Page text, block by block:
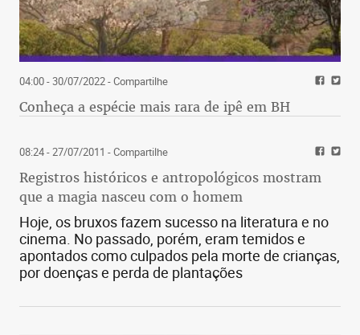
04:00 - 30/07/2022- Compartilhe
Conheça a espécie mais rara de ipê em BH
08:24 - 27/07/2011 - Compartilhe
Registros históricos e antropológicos mostram
que a magia nasceu com o homem
Hoje, os bruxos fazem sucesso na literatura e no
cinema. No passado, porém, eram temidos e
apontados como culpados pela morte de crianças,
por doenças e perda de plantações